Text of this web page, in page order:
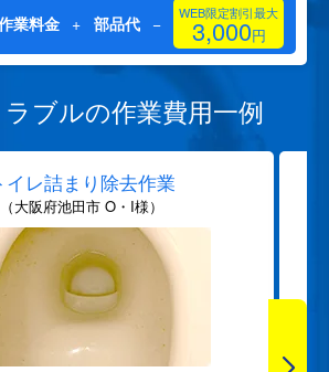
業料金 + 部品代 − WEB限定割引最大
3,000円
ラブルの作業費用一例
イレ詰まり除去作業
（大阪府池田市 O・I様）